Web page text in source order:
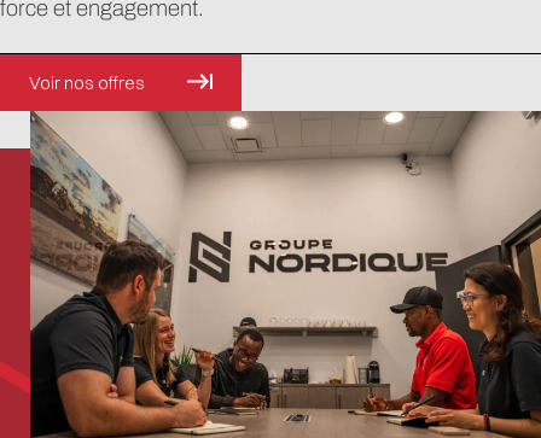
force et engagement.
Voir nos offres